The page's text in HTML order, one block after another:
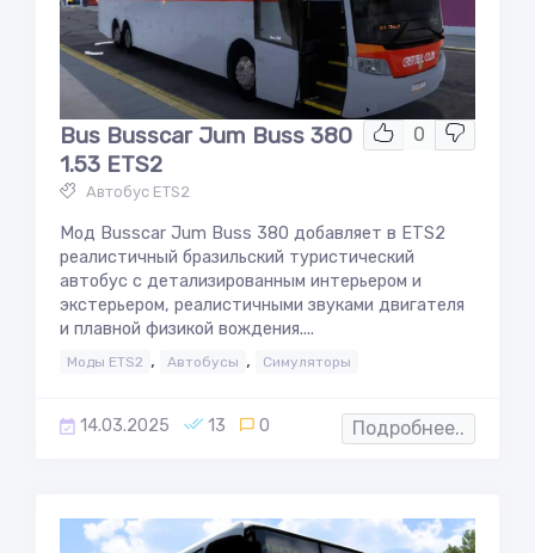
0
Bus Busscar Jum Buss 380
1.53 ETS2
Автобус ETS2
Мод Busscar Jum Buss 380 добавляет в ETS2
реалистичный бразильский туристический
автобус с детализированным интерьером и
экстерьером, реалистичными звуками двигателя
и плавной физикой вождения....
Моды ETS2 , Автобусы , Симуляторы
14.03.2025 13 0 Подробнее..